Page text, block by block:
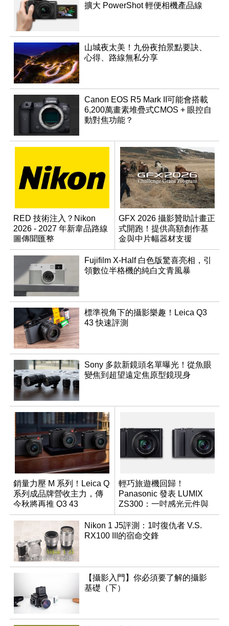
擴大 PowerShot 輕便相機產品線
山城夜太美！九份夜拍景點要訣、
心得、路線無私分享
Canon EOS R5 Mark II可能會搭載
6,200萬畫素堆疊式CMOS + 眼控自
動對焦功能？
RED 技術注入？Nikon
2026 - 2027 年新韋品路線
圖傳聞匯整
GFX 2026 攝影贊助計畫正
式開跑！提供高額創作基
金與中片幅器材支援
Fujifilm X-Half 白色版驚喜亮相，引
領數位半格機的純白文青風暴
標準視角下的攝影樂趣！Leica Q3
43 快速評測
Sony 多款新鏡頭名單曝光！從魚眼
變焦到超望遠定焦原型鏡現身
銷量力壓 M 系列！Leica Q
系列成品牌營收主力，傳
今秋將再推 Q3 43
Monochrom
輕巧旅遊機回歸！
Panasonic 發表 LUMIX
ZS300：一吋感光元件與
15 倍光學變焦
Nikon 1 J5評測：1吋復仇者 V.S.
RX100 III的宿命交鋒
【攝影入門】你必須要了解的攝影
基礎（下）